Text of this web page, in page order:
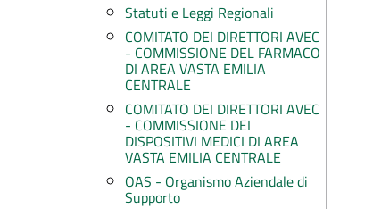
Statuti e Leggi Regionali
COMITATO DEI DIRETTORI AVEC
- COMMISSIONE DEL FARMACO
DI AREA VASTA EMILIA
CENTRALE
COMITATO DEI DIRETTORI AVEC
- COMMISSIONE DEI
DISPOSITIVI MEDICI DI AREA
VASTA EMILIA CENTRALE
OAS - Organismo Aziendale di
Supporto